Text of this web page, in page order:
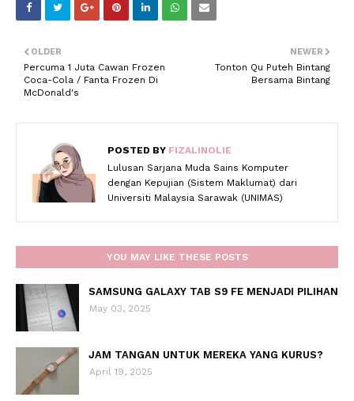
NEWER
Tonton Qu Puteh Bintang
Bersama Bintang
OLDER
Percuma 1 Juta Cawan Frozen
Coca-Cola / Fanta Frozen Di
McDonald's
POSTED BY FIZALINOLIE
Lulusan Sarjana Muda Sains Komputer
dengan Kepujian (Sistem Maklumat) dari
Universiti Malaysia Sarawak (UNIMAS)
YOU MAY LIKE THESE POSTS
SAMSUNG GALAXY TAB S9 FE MENJADI PILIHAN
May 03, 2025
JAM TANGAN UNTUK MEREKA YANG KURUS?
April 19, 2025